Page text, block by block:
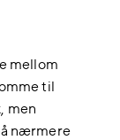
mellom
til
men
nærmere